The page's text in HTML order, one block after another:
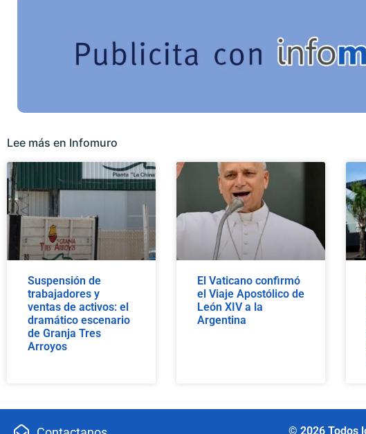
Lee más en Infomuro
Suspensión de
trabajadores y
ventas de activos: el
dramático escenario
de Granja Tres
Arroyos
El Vaticano confirmó
el Viaje Apostólico de
León XIV a la
Argentina
© 2026 Todos